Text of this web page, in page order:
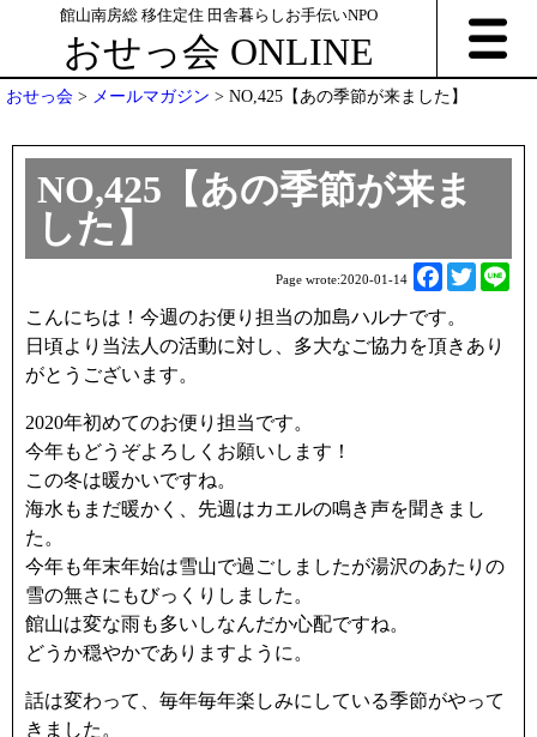
館山南房総 移住定住 田舎暮らしお手伝いNPO
おせっ会 ONLINE
おせっ会 > メールマガジン > NO,425【あの季節が来ました】
NO,425【あの季節が来ま
した】
Page wrote:2020-01-14
F
c
T
t
こんにちは！今週のお便り担当の加島ハルナです。
日頃より当法人の活動に対し、多大なご協力を頂きあり
がとうございます。
2020年初めてのお便り担当です。
今年もどうぞよろしくお願いします！
この冬は暖かいですね。
海水もまだ暖かく、先週はカエルの鳴き声を聞きまし
た。
今年も年末年始は雪山で過ごしましたが湯沢のあたりの
雪の無さにもびっくりしました。
館山は変な雨も多いしなんだか心配ですね。
どうか穏やかでありますように。
話は変わって、毎年毎年楽しみにしている季節がやって
きました。